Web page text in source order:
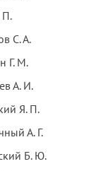
П.
С. А.
Г. М.
А. И.
Я. П.
А. Г.
Б. Ю.